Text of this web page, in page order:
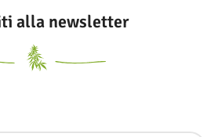
alla newsletter